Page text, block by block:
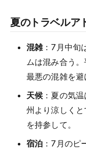
夏のトラベルア
混雑：7月中旬
ムは混み合う
最悪の混雑を避
天候 ：夏の気
州より涼しく
を持参して。
宿泊 ：7月のピ